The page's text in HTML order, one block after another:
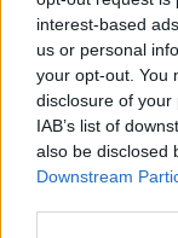
interest-based
us or personal
your opt-out. You
disclosure of
IAB’s list of
also be disclosed
Downstream